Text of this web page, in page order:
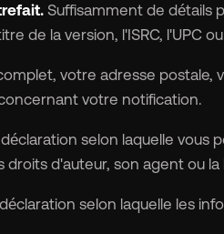
Suffisamment de détails
de la version, l'ISRC, l'UPC
votre adresse postale,
votre notification.
selon laquelle vous
d'auteur, son agent ou la
selon laquelle les